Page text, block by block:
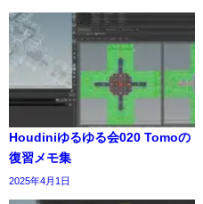
Houdiniゆるゆる会020 Tomoの
復習メモ集
2025年4月1日